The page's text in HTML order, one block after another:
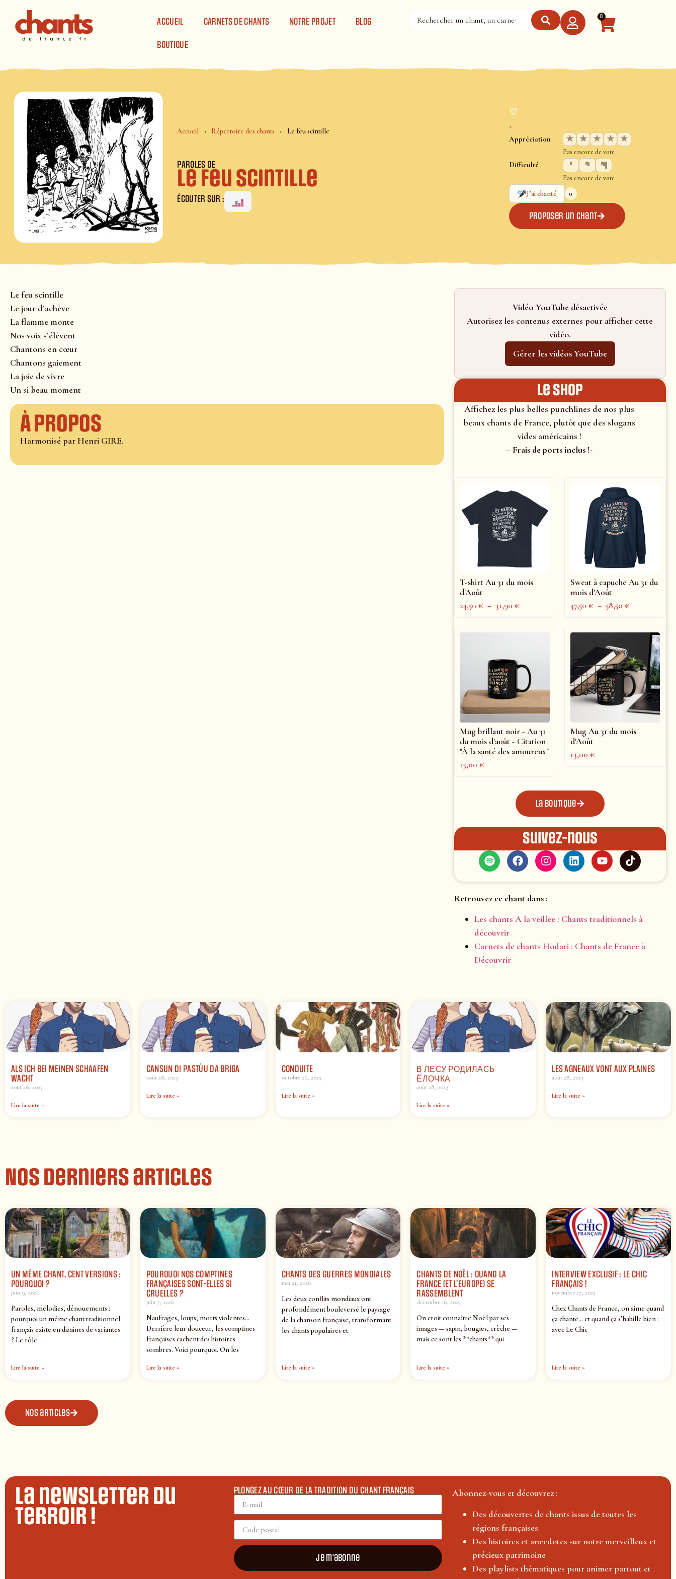
ACCUEIL
CARNETS DE CHANTS NOTRE PROJET BLOG
BOUTIQUE
0
Accueil Répertoire des chants Le feu scintille
PAROLES DE
Le feu scintille
ÉCOUTER SUR :
♡
+
Appréciation ★ ★ ★ ★ ★
Pas encore de vote
Difficulté
Pas encore de vote
J’ai chanté
0
Proposer un chant
Le feu scintille
Le jour d’achève
La flamme monte
Nos voix s’élèvent
Chantons en cœur
Chantons gaiement
La joie de vivre
Un si beau moment
À propos
Harmonisé par Henri GIRE.
Vidéo YouTube désactivée
Autorisez les contenus externes pour afficher cette
vidéo.
Gérer les vidéos YouTube
le shop
Affichez les plus belles punchlines de nos plus
beaux chants de France, plutôt que des slogans
vides américains !
– Frais de ports inclus !-
T-shirt Au 31 du mois
d'Août
24,50€ – 31,90€
Sweat à capuche Au 31 du
mois d'Août
47,50€ – 58,50€
Mug brillant noir - Au 31
du mois d'août - Citation
"À la santé des amoureux"
13,00€
Mug Au 31 du mois
d'Août
13,00€
La boutique
Suivez-nous
Retrouvez ce chant dans :
Les chants A la veillee : Chants traditionnels à
découvrir
Carnets de chants Hodari : Chants de France à
Découvrir
ALS ICH BEI MEINEN SCHAAFEN
WACHT
août 28, 2023
Lire la suite »
CANSUN DI PASTÙU DA BRIGA
août 28, 2023
Lire la suite »
CONDUITE
octobre 26, 2025
Lire la suite »
В ЛЕСУ РОДИЛАСЬ
ЁЛОЧКА
août 28, 2023
Lire la suite »
LES AGNEAUX VONT AUX PLAINES
août 28, 2023
Lire la suite »
Nos derniers articles
UN MÊME CHANT, CENT VERSIONS :
POURQUOI ?
juin 9, 2026
Paroles, mélodies, dénouements :
pourquoi un même chant traditionnel
français existe en dizaines de variantes
? Le rôle
Lire la suite »
POURQUOI NOS COMPTINES
FRANÇAISES SONT-ELLES SI
CRUELLES ?
juin 7, 2026
Naufrages, loups, morts violentes…
Derrière leur douceur, les comptines
françaises cachent des histoires
sombres. Voici pourquoi. On les
Lire la suite »
CHANTS DES GUERRES MONDIALES
mai 21, 2026
Les deux conflits mondiaux ont
profondément bouleversé le paysage
de la chanson française, transformant
les chants populaires et
Lire la suite »
CHANTS DE NOËL : QUAND LA
FRANCE (ET L’EUROPE) SE
RASSEMBLENT
décembre 16, 2025
On croit connaître Noël par ses
images — sapin, bougies, crèche —
mais ce sont les **chants** qui
Lire la suite »
INTERVIEW EXCLUSIF : LE CHIC
FRANÇAIS !
novembre 27, 2025
Chez Chants de France, on aime quand
ça chante… et quand ça s’habille bien :
avec Le Chic
Lire la suite »
Nos articles
La newsletter du
terroir !
PLONGEZ AU CŒUR DE LA TRADITION DU CHANT FRANÇAIS
Je m'abonne
Abonnez-vous et découvrez :
Des découvertes de chants issus de toutes les
régions françaises
Des histoires et anecdotes sur notre merveilleux et
précieux patrimoine
Des playlists thématiques pour animer partout et